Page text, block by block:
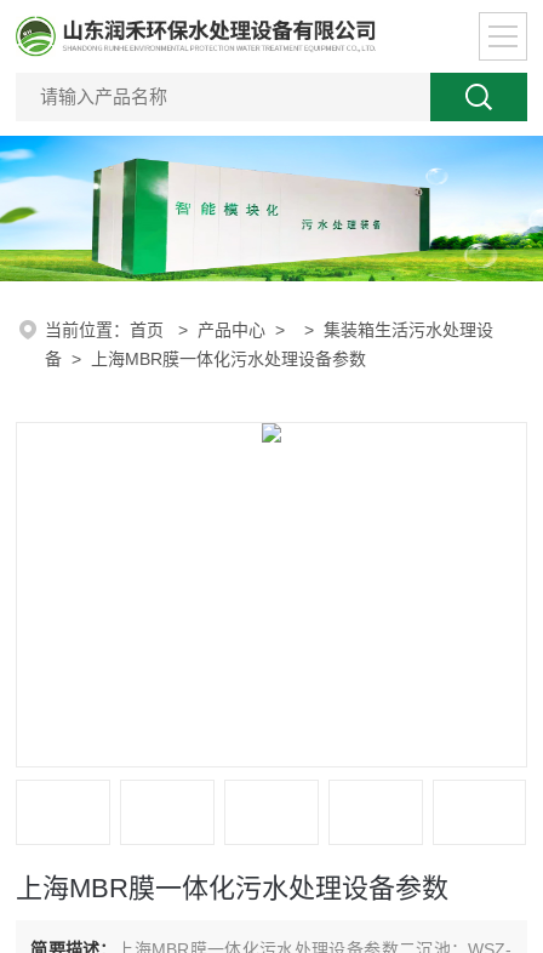
当前位置：首页 > 产品中心 > >集装箱生活污水处理设
备 > 上海MBR膜一体化污水处理设备参数
上海MBR膜一体化污水处理设备参数